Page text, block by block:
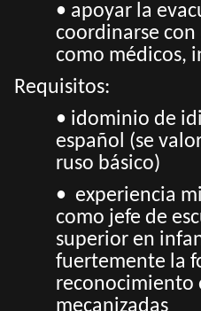
• apoyar la
coordinarse
como médicos,
Requisitos:
• idominio de
español (se
ruso básico)
• experiencia
como jefe de
superior en
fuertemente la
reconocimiento
mecanizadas